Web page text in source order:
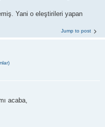
Yani o eleştirileri yapan
Jump to post
acaba,